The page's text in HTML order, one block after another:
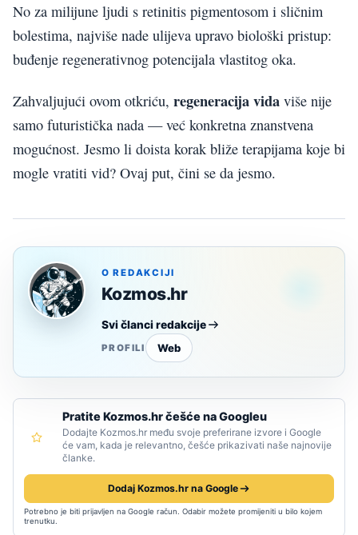
No za milijune ljudi s retinitis pigmentosom i sličnim
bolestima, najviše nade ulijeva upravo biološki pristup:
buđenje regenerativnog potencijala vlastitog oka.
Zahvaljujući ovom otkriću, regeneracija vida više nije
samo futuristička nada — već konkretna znanstvena
mogućnost. Jesmo li doista korak bliže terapijama koje bi
mogle vratiti vid? Ovaj put, čini se da jesmo.
O REDAKCIJI
Kozmos.hr
Svi članci redakcije
PROFILI Web
Pratite Kozmos.hr češće na Googleu
Dodajte Kozmos.hr među svoje preferirane izvore i Google
će vam, kada je relevantno, češće prikazivati naše najnovije
članke.
Dodaj Kozmos.hr na Google
Potrebno je biti prijavljen na Google račun. Odabir možete promijeniti u bilo kojem
trenutku.